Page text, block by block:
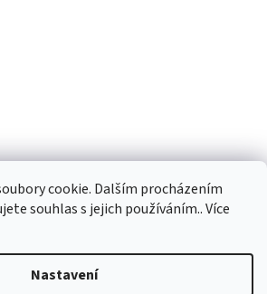
cookie. Dalším procházením
souhlas s jejich používáním.. Více
Nastavení